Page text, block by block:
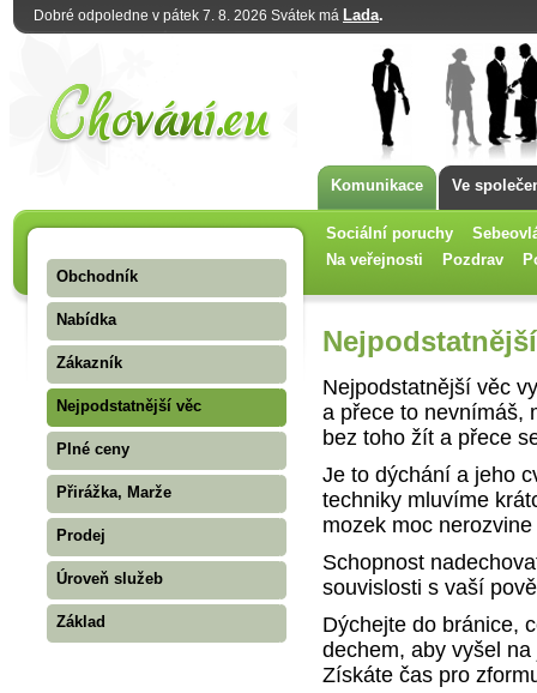
Dobré odpoledne v pátek 7. 8. 2026 Svátek má Lada.
Komunikace Ve
Sociální poruchy
Na veřejnosti
Pozdrav
Obchodník
Nabídka
Zákazník
Nejpodstatnější věc
Plné ceny
Přirážka, Marže
Prodej
Úroveň služeb
Základ
Nejpodstatnější věc
a přece to nevnímáš,
bez toho žít a přece
Je to dýchání a jeho
techniky mluvíme
mozek moc
Schopnost
souvislosti s vaší
Dýchejte do bránice,
dechem, aby vyšel
Získáte čas pro